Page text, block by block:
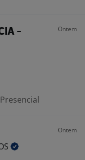
-
Ontem
Presencial
Ontem